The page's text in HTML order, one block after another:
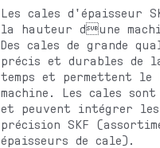
Les cales d'épaisseur
la hauteur dune
Des cales de grande
précis et durables de
temps et permettent le
machine. Les cales
et peuvent intégrer
précision SKF
épaisseurs de cale).